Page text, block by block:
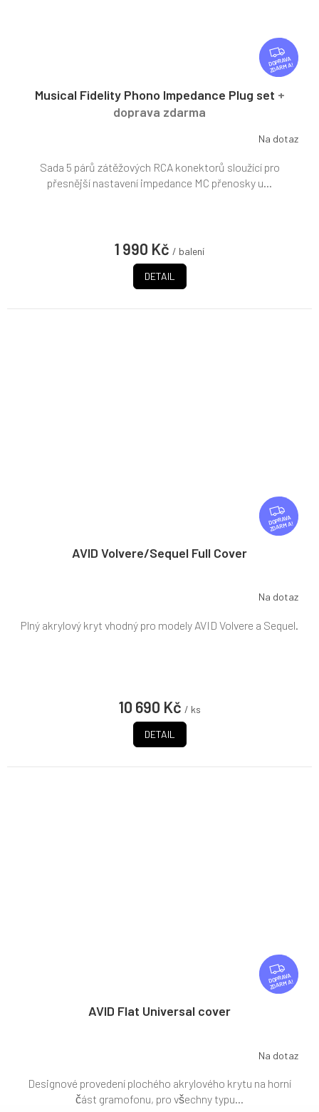
Z
D
A
ZDARMA
Musical Fidelity Phono Impedance Plug set +
doprava zdarma
Na dotaz
1 990 Kč / balení
DETAIL
Sada 5 párů zátěžových RCA konektorů sloužící pro
přesnější nastavení impedance MC přenosky u...
Z
D
A
ZDARMA
AVID Volvere/Sequel Full Cover
Na dotaz
10 690 Kč / ks
DETAIL
Plný akrylový kryt vhodný pro modely AVID Volvere a Sequel.
Z
D
A
ZDARMA
AVID Flat Universal cover
Na dotaz
Designové provedení plochého akrylového krytu na horní
část gramofonu, pro všechny typu...